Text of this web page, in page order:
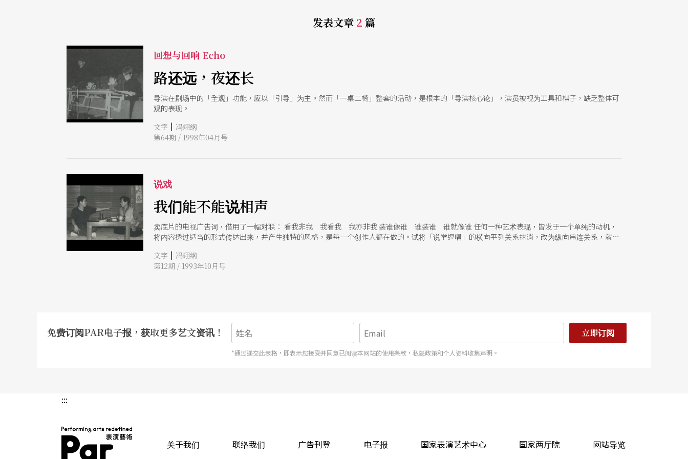
发表文章 2 篇
回想与回响 Echo
路还远，夜还长
导演在剧场中的「全观」功能，应以「引导」为主。然而「一桌二椅」整套的活动，是根本的「导演核心论」，演员被视为工具和棋子，缺乏整体可
观的表现。
文字 | 冯翊纲
第64期 / 1998年04月号
说戏
我们能不能说相声
卖底片的电视广吿词，借用了一幅对联： 看我非我 我看我 我亦非我 装谁像谁 谁装谁 谁就像谁 任何一种艺术表现，皆发于一个单纯的动机，
将内容透过适当的形式传达出来，并产生独特的风格，是每一个创作人都在做的。试将「说学逗唱」的横向平列关系抹消，改为纵向串连关系，就变
专业表演的演员（包括各种媒体的演员），其对表演的认知，只停留在「把角色演好」这个层次上，对二十世纪初的写实主义而言，这个想法是正确
的；但在写实主义之前与之后，这个想法则是可笑的。中国的表演体系中，「敍事」与「代言」不能偏废，相声表演更出于此一体系，游走于敍事、
包袱。相声的包袱，由此引申而来。传统的理论，将装包袱的技巧，分类成二十二种，此说并不科学，且有膨胀分类之嫌，兹归纳成二原则四法门：
「铺平垫稳」、「三翻四抖」、此为二原则。「性格褒贬」、「俏皮谐音」、「巧辩岔说」、「逻辑矛盾」，此为四法门。我们不能产生误会：说创
作某一个段子，用某一原则、某一技法即可；此原则、法门，必须件件熟巧，随机运用。 脚本，对相声而言是可有可无的东西。但不论是作家，白纸
黑字地写成脚本也好，或演员即兴创作也好，相声创作的完成必须要经过四个阶段： 一、即兴。对脚本作家而言是收集素材，规划大纲；对演员而言
文字 | 冯翊纲
第12期 / 1993年10月号
免费订阅PAR电子报，获取更多艺文资讯！ 立即订阅
*通过递交此表格，即表示您接受并同意已阅读本网站的使用条款，私隐政策和个人资料收集声明。
:::
关于我们 联络我们 广告刊登 电子报 国家表演艺术中心 国家两厅院 网站导览